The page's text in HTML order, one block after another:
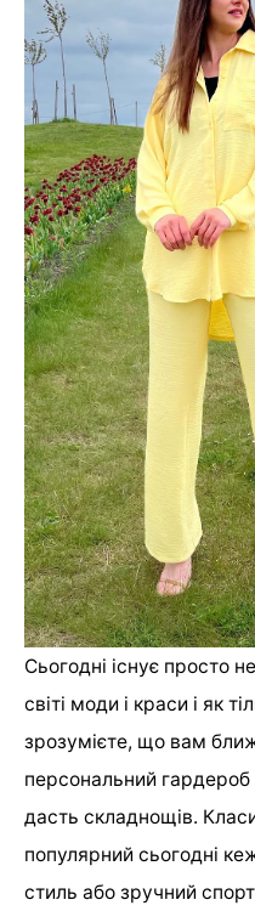
Сьогодні існує просто
світі моди і краси і як
зрозумієте, що вам
персональний
дасть складнощів.
популярний сьогодні
стиль або зручний